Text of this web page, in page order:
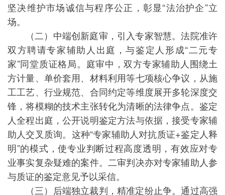
坚决维护市场诚信与程序公正，彰显“法治护企”立
场。
（二）中端创新庭审，引入专家智慧。法院准许
双方聘请专家辅助人出庭，与鉴定人形成“二元专
家”同堂质证格局。庭审中，双方专家辅助人围绕土
方计量、单价套用、材料利用等七项核心争议，从施
工工艺、行业规范、合同约定等维度展开多轮深度交
锋，将模糊的技术主张转化为清晰的法律争点。鉴定
人全程出庭，公开说明鉴定方法与依据，接受专家辅
助人交叉质询。这种“专家辅助人对抗质证+鉴定人释
明”的模式，使专业判断过程高度透明，有效应对专
业事实复杂疑难的案件。二审判决亦对专家辅助人参
与质证的鉴定意见予以采信。
（三）后端独立裁判，精准定纷止争。通过高强